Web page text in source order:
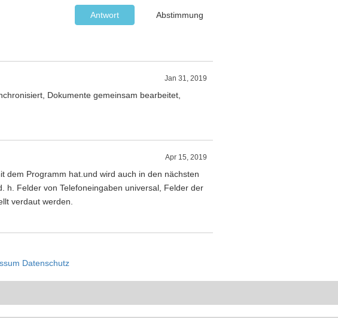
Abstimmung
Antwort
Jan 31, 2019
Dokumente gemeinsam bearbeitet,
Apr 15, 2019
dem Programm hat.und wird auch in den nächsten
h. Felder von Telefoneingaben universal, Felder der
verdaut werden.
Datenschutz